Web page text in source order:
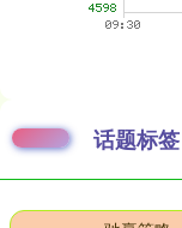
话题标签